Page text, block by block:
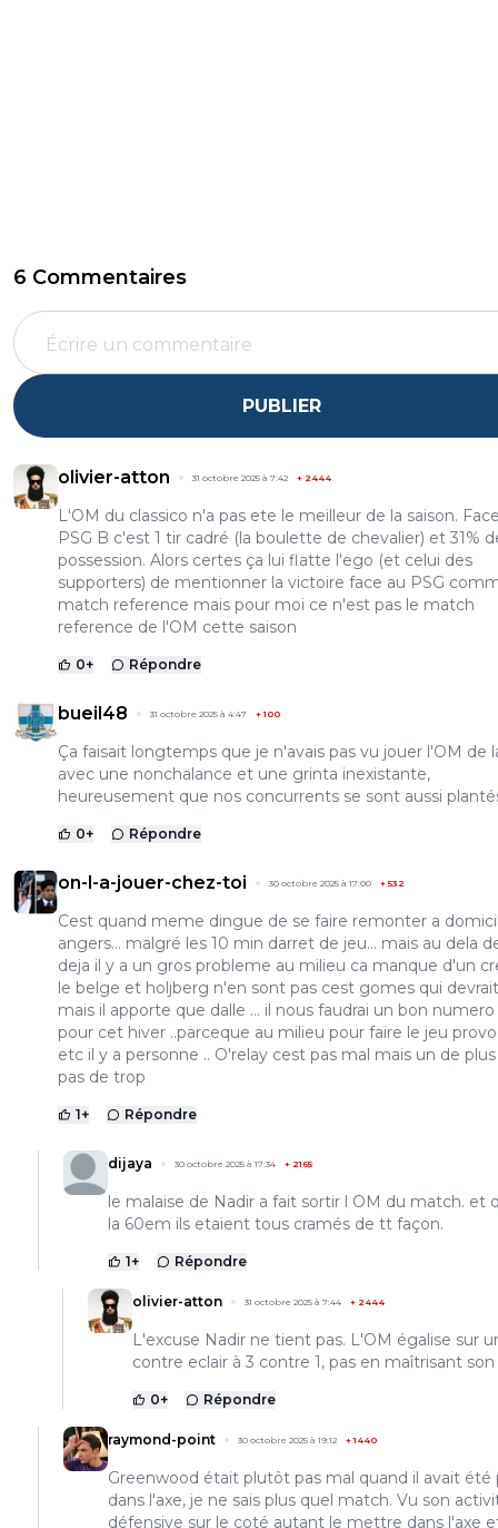
6 Commentaires
PUBLIER
olivier-atton 31 octobre 2025 à 7:42 + 2444
L'OM du classico n'a pas ete le meilleur de la saison.
PSG B c'est 1 tir cadré (la boulette de chevalier) et 31%
possession. Alors certes ça lui flatte l'ego (et celui des
supporters) de mentionner la victoire face au PSG
match reference mais pour moi ce n'est pas le match
reference de l'OM cette saison
0+ Répondre
bueil48 31 octobre 2025 à 4:47 +100
Ça faisait longtemps que je n'avais pas vu jouer l'OM de
avec une nonchalance et une grinta inexistante,
heureusement que nos concurrents se sont aussi
0+ Répondre
on-l-a-jouer-chez-toi 30 octobre 2025 à 17:00 +532
Cest quand meme dingue de se faire remonter a
angers... malgré les 10 min darret de jeu... mais au dela
deja il y a un gros probleme au milieu ca manque d'un
le belge et holjberg n'en sont pas cest gomes qui
mais il apporte que dalle ... il nous faudrai un bon numero
pour cet hiver ..parceque au milieu pour faire le jeu
etc il y a personne .. O'relay cest pas mal mais un de
pas de trop
1+ Répondre
dijaya 30 octobre 2025 à 17:34 + 2165
le malaise de Nadir a fait sortir l OM du match. et
la 60em ils etaient tous cramés de tt façon.
1+ Répondre
olivier-atton 31 octobre 2025 à 7:44 + 2444
L'excuse Nadir ne tient pas. L'OM égalise sur
contre eclair à 3 contre 1, pas en maîtrisant
0+ Répondre
raymond-point 30 octobre 2025 à 19:12 +1440
Greenwood était plutôt pas mal quand il avait été
dans l'axe, je ne sais plus quel match. Vu son
défensive sur le coté autant le mettre dans l'axe